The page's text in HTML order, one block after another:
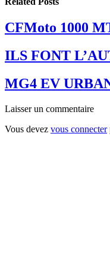
CFMoto 1000
ILS FONT
MG4 EV
Laisser un commentaire
Vous devez vous connecter